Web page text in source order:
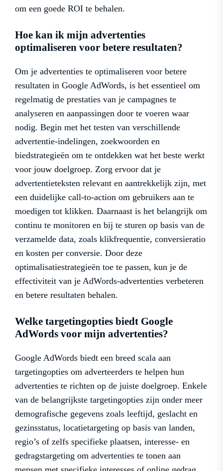
om een goede ROI te behalen.
Hoe kan ik mijn advertenties
optimaliseren voor betere resultaten?
Om je advertenties te optimaliseren voor betere
resultaten in Google AdWords, is het essentieel om
regelmatig de prestaties van je campagnes te
analyseren en aanpassingen door te voeren waar
nodig. Begin met het testen van verschillende
advertentie-indelingen, zoekwoorden en
biedstrategieën om te ontdekken wat het beste werkt
voor jouw doelgroep. Zorg ervoor dat je
advertentieteksten relevant en aantrekkelijk zijn, met
een duidelijke call-to-action om gebruikers aan te
moedigen tot klikken. Daarnaast is het belangrijk om
continu te monitoren en bij te sturen op basis van de
verzamelde data, zoals klikfrequentie, conversieratio
en kosten per conversie. Door deze
optimalisatiestrategieën toe te passen, kun je de
effectiviteit van je AdWords-advertenties verbeteren
en betere resultaten behalen.
Welke targetingopties biedt Google
AdWords voor mijn advertenties?
Google AdWords biedt een breed scala aan
targetingopties om adverteerders te helpen hun
advertenties te richten op de juiste doelgroep. Enkele
van de belangrijkste targetingopties zijn onder meer
demografische gegevens zoals leeftijd, geslacht en
gezinsstatus, locatietargeting op basis van landen,
regio’s of zelfs specifieke plaatsen, interesse- en
gedragstargeting om advertenties te tonen aan